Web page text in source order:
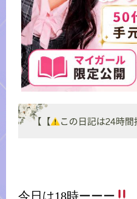
今日は18時ーーー